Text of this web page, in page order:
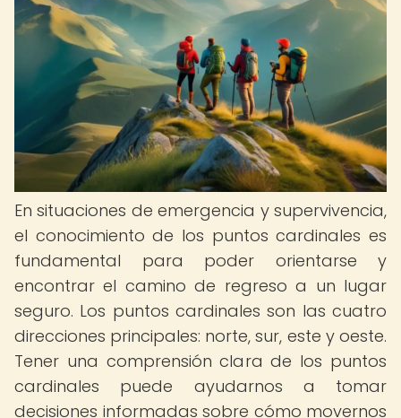
En situaciones de emergencia y supervivencia,
el conocimiento de los puntos cardinales es
fundamental para poder orientarse y
encontrar el camino de regreso a un lugar
seguro. Los puntos cardinales son las cuatro
direcciones principales: norte, sur, este y oeste.
Tener una comprensión clara de los puntos
cardinales puede ayudarnos a tomar
decisiones informadas sobre cómo movernos